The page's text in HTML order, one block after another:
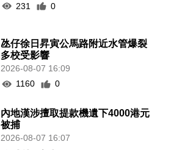
231
0
氹仔徐日昇寅公馬路附近水管爆裂
多校受影響
2026-08-07 16:09
1160
0
內地漢涉擅取提款機遺下4000港元
被捕
2026-08-07 16:07